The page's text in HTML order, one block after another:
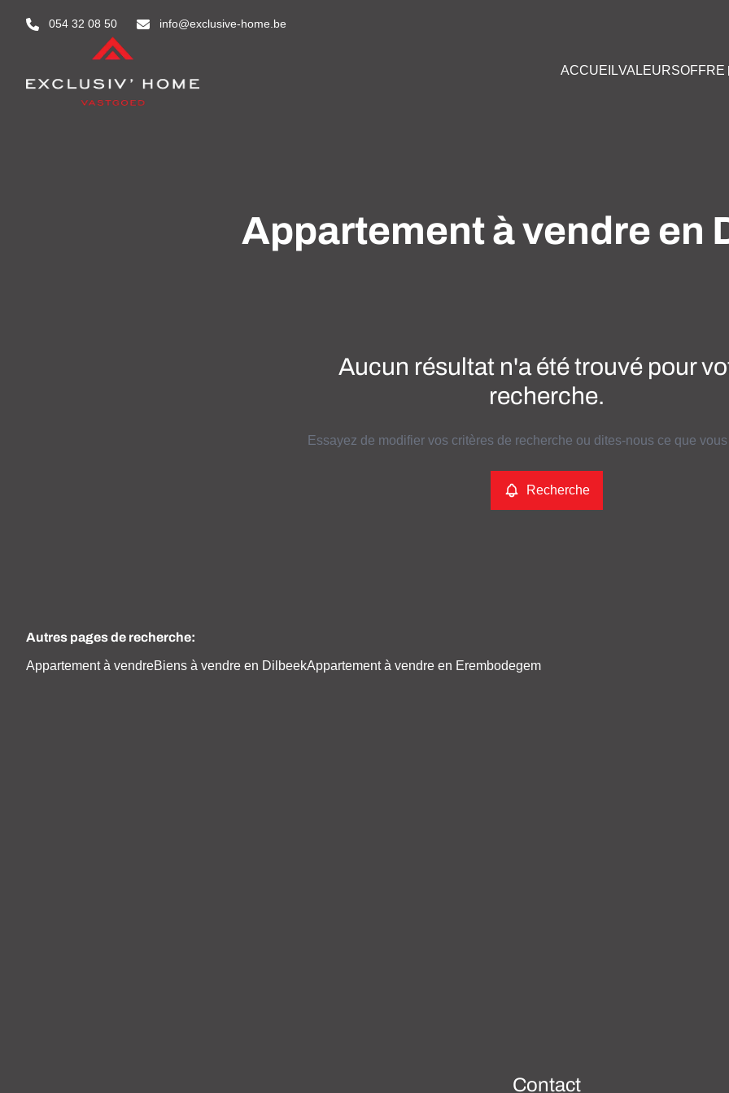
054 32 08 50 info@exclusive-home.be
ACCUEILVALEURSOFFRE
Appartement à vendre en
Aucun résultat n'a été trouvé pour
recherche.
Essayez de modifier vos critères de recherche ou dites-nous ce que
Recherche
Autres pages de recherche:
Appartement à vendreBiens à vendre en DilbeekAppartement à vendre en Erembodegem
Contact